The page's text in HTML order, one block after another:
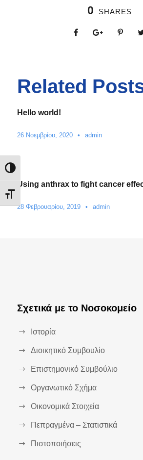
Εναλλαγή Υψηλής Αντίθεσης
Εναλλαγή Μεγέθους Γραμμάτων
0 SHARES
Related
Hello world!
26 Νοεμβρίου, 2020 • admin
Using anthrax to fight cancer
28 Φεβρουαρίου, 2019 • admin
Σχετικά με το Νοσοκομείο
Ιστορία
Διοικητικό Συμβουλίο
Επιστημονικό Συμβούλιο
Οργανωτικό Σχήμα
Οικονομικά Στοιχεία
Πεπραγμένα – Στατιστικά
Πιστοποιήσεις